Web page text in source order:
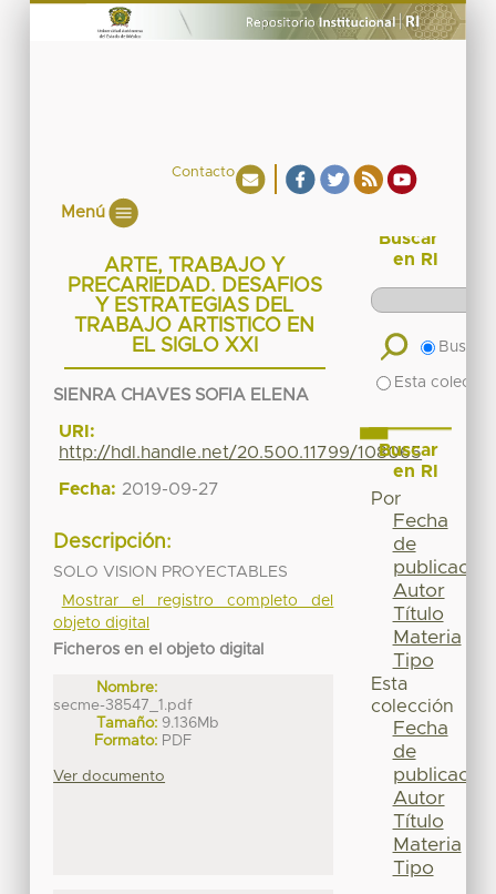
Contacto
Menú
ARTE, TRABAJO Y
PRECARIEDAD. DESAFIOS
Y ESTRATEGIAS DEL
TRABAJO ARTISTICO EN
EL SIGLO XXI
SIENRA CHAVES SOFIA ELENA
URI:
http://hdl.handle.net/20.500.11799/108065
Fecha: 2019-09-27
Descripción:
SOLO VISION PROYECTABLES
Mostrar el registro completo del
objeto digital
Ficheros en el objeto digital
Nombre:
secme-38547_1.pdf
Tamaño: 9.136Mb
Formato: PDF
Ver documento
Buscar
en RI
Buscar
Esta
Buscar
en RI
Por
Fecha
de
publicación
Autor
Título
Materia
Tipo
Esta
colección
Fecha
de
publicación
Autor
Título
Materia
Tipo